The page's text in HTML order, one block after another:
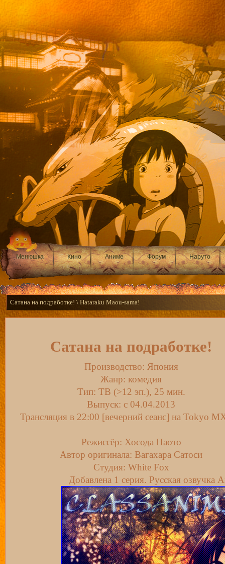
Менюшка Кино Аниме Форум Наруто
Сатана на подработке! \ Hataraku Maou-sama!
Сатана на подработке!
Производство: Япония
Жанр: комедия
Тип: ТВ (>12 эп.), 25 мин.
Выпуск: c 04.04.2013
Трансляция в 22:00 [вечерний сеанс] на Tokyo
Режиссёр: Хосода Наото
Автор оригинала: Вагахара Сатоси
Студия: White Fox
Добавлена 1 серия. Русская озвучка